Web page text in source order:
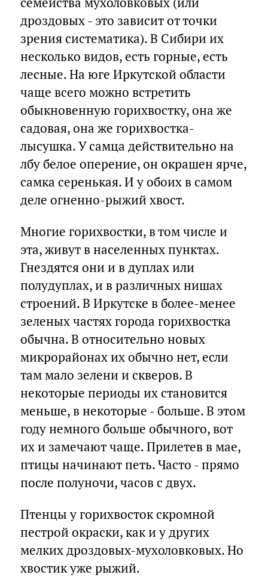
дроздовых - это зависит от точки
зрения систематика). В Сибири их
несколько видов, есть горные, есть
лесные. На юге Иркутской области
чаще всего можно встретить
обыкновенную горихвостку, она же
садовая, она же горихвостка-
лысушка. У самца действительно на
лбу белое оперение, он окрашен ярче,
самка серенькая. И у обоих в самом
деле огненно-рыжий хвост.
Многие горихвостки, в том числе и
эта, живут в населенных пунктах.
Гнездятся они и в дуплах или
полудуплах, и в различных нишах
строений. В Иркутске в более-менее
зеленых частях города горихвостка
обычна. В относительно новых
микрорайонах их обычно нет, если
там мало зелени и скверов. В
некоторые периоды их становится
меньше, в некоторые - больше. В этом
году немного больше обычного, вот
их и замечают чаще. Прилетев в мае,
птицы начинают петь. Часто - прямо
после полуночи, часов с двух.
Птенцы у горихвосток скромной
пестрой окраски, как и у других
мелких дроздовых-мухоловковых. Но
хвостик уже рыжий.